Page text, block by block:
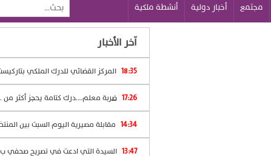
مجتمع أخبار دولية أنشطة ملكية
آخر الأخبار
18:35 المركز القضائي للدرك الملكي
17:26 ضربة معلم….درك كتامة يحجز أكثر من
14:34 مقابلة مصيرية اليوم السبت بين
13:47 السيدة التي ادعت في تصريح صحفي